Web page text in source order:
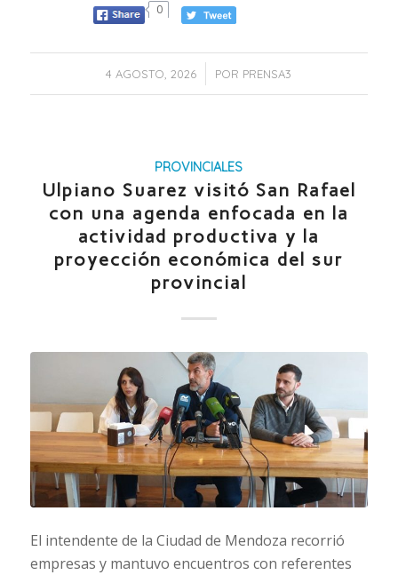
0
4 AGOSTO, 2026
/ POR PRENSA3
PROVINCIALES
Ulpiano Suarez visitó San Rafael
con una agenda enfocada en la
actividad productiva y la
proyección económica del sur
provincial
El intendente de la Ciudad de Mendoza recorrió
empresas y mantuvo encuentros con referentes